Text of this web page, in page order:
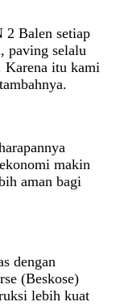
2 Balen setiap
paving selalu
Karena itu kami
makin
aman bagi
dengan
(Beskose)
lebih kuat